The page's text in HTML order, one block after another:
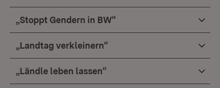
„Stoppt Gendern in BW“
„Landtag verkleinern“
„Ländle leben lassen“